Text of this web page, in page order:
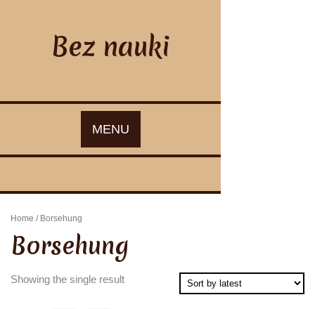
Bez nauki
MENU
Home / Borsehung
Borsehung
Showing the single result